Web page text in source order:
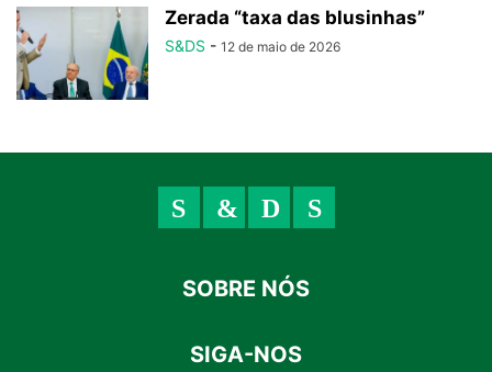
Zerada “taxa das blusinhas”
S&DS - 12 de maio de 2026
SOBRE NÓS
SIGA-NOS